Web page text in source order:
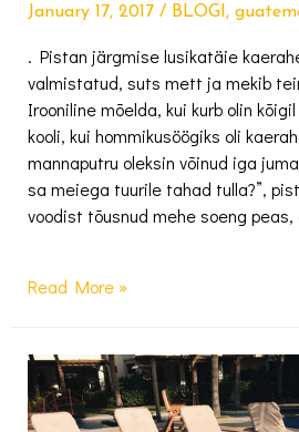
January 17, 2017/ BLOGI,
. Pistan järgmise lusikatäie
valmistatud, suts mett ja mekib
Irooniline mõelda, kui kurb olin
kooli, kui hommikusöögiks oli
mannaputru oleksin võinud iga
sa meiega tuurile tahad tulla?”,
voodist tõusnud mehe soeng peas,
Elu
–
Pampaga
tuurile
Read More »